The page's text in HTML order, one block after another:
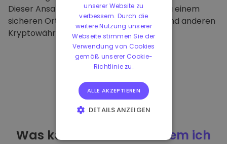
Dieser Ansatz macht unsere Plattform zu einem
sicheren Ort für die Aufbewahrung von und anderen
Kryptowährungen.
Was kann ich tun
nachdem ich
unserer Website zu
verbessern. Durch die
weitere Nutzung unserer
Webseite stimmen Sie der
Verwendung von Cookies
gemäß unserer Cookie-
Richtlinie zu.
ALLE AKZEPTIEREN
DETAILS ANZEIGEN